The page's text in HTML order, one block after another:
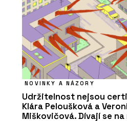
NOVINKY A NÁZORY
Udržitelnost nejsou
Klára Peloušková a
Miškovičová. Dívají se